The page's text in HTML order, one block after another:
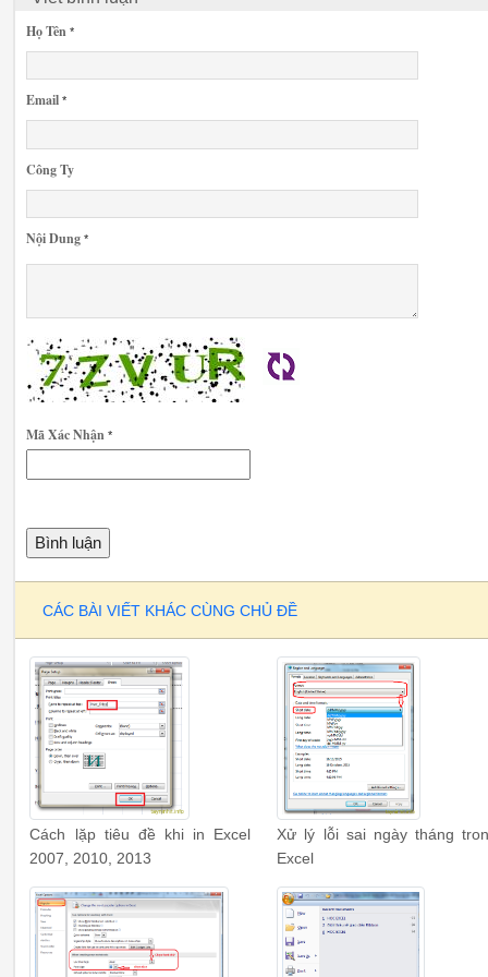
Họ Tên *
Email *
Công Ty
Nội Dung *
Mã Xác Nhận *
CÁC BÀI VIẾT KHÁC CÙNG CHỦ ĐỀ
Cách lặp tiêu đề khi in Excel
2007, 2010, 2013
Xử lý lỗi sai ngày tháng
Excel